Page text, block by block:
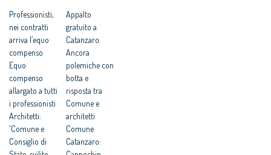
una competitività
basata su
fondamentalismi
monetari e finalizzata
a tutelare gli interessi
dei grandi gruppi
finanziari”
Professionisti,
nei contratti
arriva l’equo
compenso
Equo
compenso
allargato a tutti
i professionisti
Architetti:
'Comune e
Consiglio di
Appalto
gratuito a
Catanzaro.
Ancora
polemiche con
botta e
risposta tra
Comune e
architetti
Comune
Catanzaro: